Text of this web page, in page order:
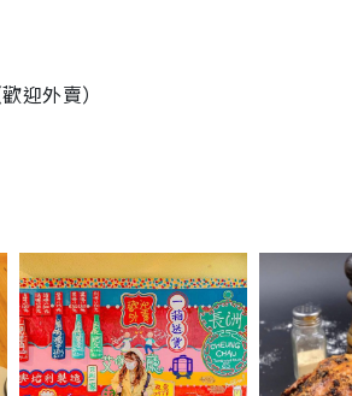
迎外賣）